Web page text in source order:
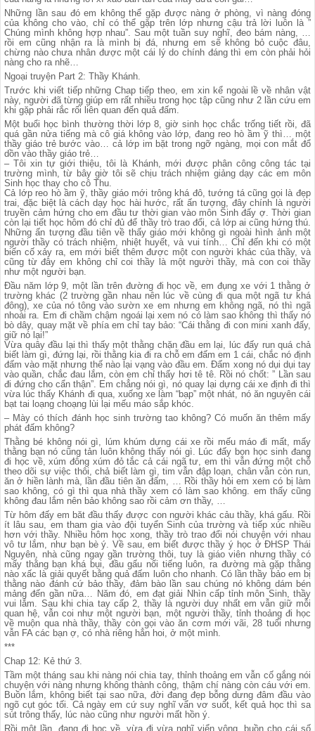
Những lần sau đó em không thể gặp được nàng ở phòng, vì nàng đóng
của không cho vào, chỉ có thể gặp trên lớp nhưng cậu trả lời luôn là ”
Chúng mình không hợp nhau”. Sau một tuần suy nghĩ, đeo bám nàng, …
rồi em cũng nhận ra là mình bị đá, nhưng em sẽ không bỏ cuộc đâu,
chừng nào chưa nhân được một cái lý do chính đáng thì em còn phải hỏi
nàng cho ra nhẽ…
Ngoại truyện Part 2: Thầy Khánh.
Trước khi viết tiếp những Chap tiếp theo, em xin kể ngoài lề về nhân vật
này, người đã từng giúp em rất nhiều trong học tập cũng như 2 lần cứu em
khi gặp phải rắc rối liên quan đến quả đấm.
Một buổi học bình thường thời lớp 8, giờ sinh học chắc trống tiết rồi, đã
quá gần nửa tiếng mà cô giá không vào lớp, đang reo hò ầm ỹ thì… một
thầy giáo trẻ bước vào… cả lớp im bặt trong ngỡ ngàng, mọi con mắt đổ
dồn vào thầy giáo trẻ…
– Tôi xin tự giới thiệu, tôi là Khánh, mới được phân công công tác tại
trường mình, từ bây giờ tôi sẽ chịu trách nhiệm giảng dạy các em môn
Sinh học thay cho cô Thu.
Cả lớp reo hò ầm ỹ, thầy giáo mới trông khá đô, tướng tá cũng gọi là đẹp
trai, đặc biệt là cách dạy học hài hước, rất ấn tượng, đây chính là người
truyền cảm hứng cho em đầu tư thời gian vào môn Sinh đấy ợ. Thời gian
còn lại tiết học hôm đó chỉ đủ để thầy trò trao đổi, cả lớp ai cũng hứng thú.
Những ấn tượng đầu tiên về thấy giáo mới không gì ngoài hình ảnh một
người thầy có trách nhiệm, nhiệt huyết, và vui tính… Chỉ đến khi có một
biến cố xảy ra, em mới biết thêm được một con người khác của thầy, và
cũng từ đây em không chỉ coi thầy là một người thầy, mà con coi thầy
như một người bạn.
Đầu năm lớp 9, một lần trên đường đi học về, em đụng xe với 1 thằng ở
trường khác (2 trường gần nhau nên lúc về cùng đi qua một ngã tư khá
đông), xe của nó tông vào sườn xe em nhưng em không ngã, nó thì ngã
nhoài ra. Em đi chầm chậm ngoái lại xem nó có làm sao không thì thấy nó
bò dây, quay mặt về phía em chỉ tay bảo: “Cái thằng đi con mini xanh đấy,
giữ nó lại!”
Vừa quây đầu lại thì thấy một thằng chặn đầu em lại, lúc đấy run quá chả
biết làm gì, đứng lại, rồi thằng kia đi ra chỗ em đấm em 1 cái, chắc nó định
đấm vào mặt nhưng thế nào lại vạng vào đầu em. Đấm xong nó dụi dụi tay
vào quần, chắc đau lắm, còn em chỉ thấy hơi tê tê. Rồi nó chốt: ” Lần sau
đi đứng cho cẩn thận”. Em chẳng nói gì, nó quay lại dựng cái xe định đi thì
vừa lúc thấy Khánh đi qua, xuống xe làm “bạp” một nhát, nó ăn nguyên cái
bạt tai loạng choạng lùi lại mếu máo sắp khóc.
– Mày có thích đánh học sinh trường tao không? Có muốn ăn thêm mấy
phát đấm không?
Thằng bé không nói gì, lúm khúm dựng cái xe rồi mếu máo đi mất, mấy
thằng bạn nó cũng tản luôn không thấy nói gì. Lúc đấy bọn học sinh đang
đi học về, xúm đông xúm đỏ tắc cả cái ngã tư, em thì vẫn đứng một chỗ
theo dõi sự việc thôi, chả biết làm gì, tim vẫn đập loạn, chân vẫn còn run,
ăn ở hiền lành mà, lần đầu tiên ăn đấm, … Rồi thầy hỏi em xem có bị làm
sao không, có gì thì qua nhà thầy xem có làm sao không. em thấy cũng
không đau lắm nên bảo không sao rồi cảm ơn thầy, …
Từ hôm đấy em băt đầu thấy được con người khác cảu thầy, khá gấu. Rồi
ít lâu sau, em tham gia vào đội tuyển Sinh của trường và tiếp xúc nhiều
hơn với thầy. Nhiều hôm học xong, thầy trò trao đổi nói chuyện với nhau
vô tư lắm, như bạn bè ý. Về sau, em biết được thầy ý học ở ĐHSP Thái
Nguyên, nhà cũng ngay gần trường thôi, tuy là giáo viên nhưng thầy có
mấy thằng bạn khá bụi, đầu gấu nối tiếng luôn, ra đường mà gặp thằng
nào xấc là giải quyết bằng quả đấm luôn cho nhanh. Có lần thầy bảo em bị
thằng nào đánh cứ bảo thầy, đảm bào lần sau chúng nó không dám bén
mảng đến gần nữa… Năm đó, em đạt giải Nhìn cấp tỉnh môn Sinh, thầy
vui lắm. Sau khi chia tay cấp 2, thầy là người duy nhất em vẫn giữ mỗi
quan hệ, vẫn coi như một người bạn, một người thầy, tỉnh thoảng đi học
về muộn qua nhà thầy, thầy còn gọi vào ăn cơm mới vãi, 28 tuổi nhưng
vẫn FA các bạn ợ, có nhà riêng hẳn hoi, ở một mình.
***
Chap 12: Kẻ thứ 3.
Tầm một tháng sau khi nàng nói chia tay, thỉnh thoảng em vẫn cố gắng nói
chuyện với nàng nhưng không thành công, thậm chí nàng còn cáu với em.
Buồn lắm, không biết tại sao nữa, đời đang đẹp bỗng dưng đâm đầu vào
ngõ cụt góc tối. Cả ngày em cứ suy nghĩ vẩn vơ suốt, kết quả học thì sa
sút trông thấy, lúc nào cũng như người mất hồn ý.
Rồi một lần, đang đi học về, vừa đi vừa nghĩ viển vông, buồn cho cái số